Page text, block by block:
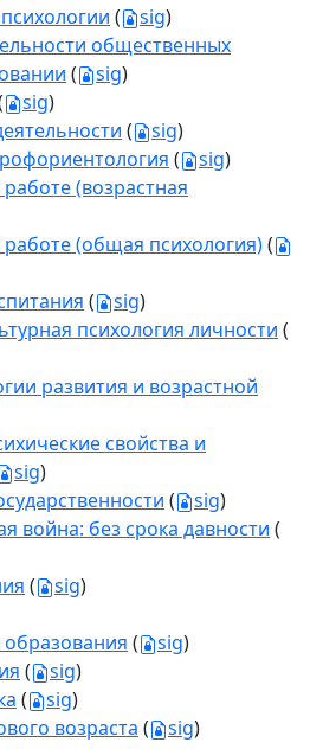
( sig)
общественных
( sig)
sig)
( sig)
( sig)
(возрастная
(общая психология)(
( sig)
психология личности (
развития и возрастной
свойства и
sig)
( sig)
война: без срока давности (
( sig)
образования ( sig)
( sig)
( sig)
возраста ( sig)